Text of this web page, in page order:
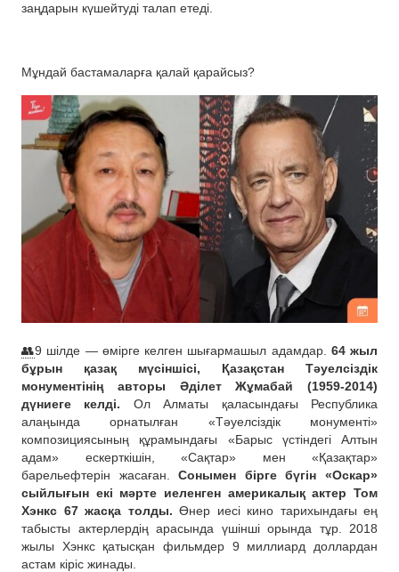
заңдарын күшейтуді талап етеді.
Мұндай бастамаларға қалай қарайсыз?
👥9 шілде — өмірге келген шығармашыл адамдар. 64 жыл
бұрын қазақ мүсіншісі, Қазақстан Тәуелсіздік
монументінің авторы Әділет Жұмабай (1959-2014)
дүниеге келді. Ол Алматы қаласындағы Республика
алаңында орнатылған «Тәуелсіздік монументі»
композициясының құрамындағы «Барыс үстіндегі Алтын
адам» ескерткішін, «Сақтар» мен «Қазақтар»
барельефтерін жасаған.Сонымен бірге бүгін «Оскар»
сыйлығын екі мәрте иеленген америкалық актер Том
Хэнкс 67 жасқа толды. Өнер иесі кино тарихындағы ең
табысты актерлердің арасында үшінші орында тұр. 2018
жылы Хэнкс қатысқан фильмдер 9 миллиард доллардан
астам кіріс жинады.